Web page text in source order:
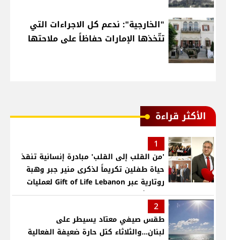
"الخارجية": ندعم كل الاجراءات التي
تتّخذها الإمارات حفاظاً على ملاحتها
الأكثر قراءة
1
'من القلب إلى القلب' مبادرة إنسانية تنقذ
حياة طفلين تكريماً لذكرى منير جبر وهبة
روتارية عبر Gift of Life Lebanon لعمليات
قلب لأطفال في مستشفى حمود الجامعي
2
طقس صيفي معتاد يسيطر على
لبنان...والثلاثاء كتل حارة ضعيفة الفعالية